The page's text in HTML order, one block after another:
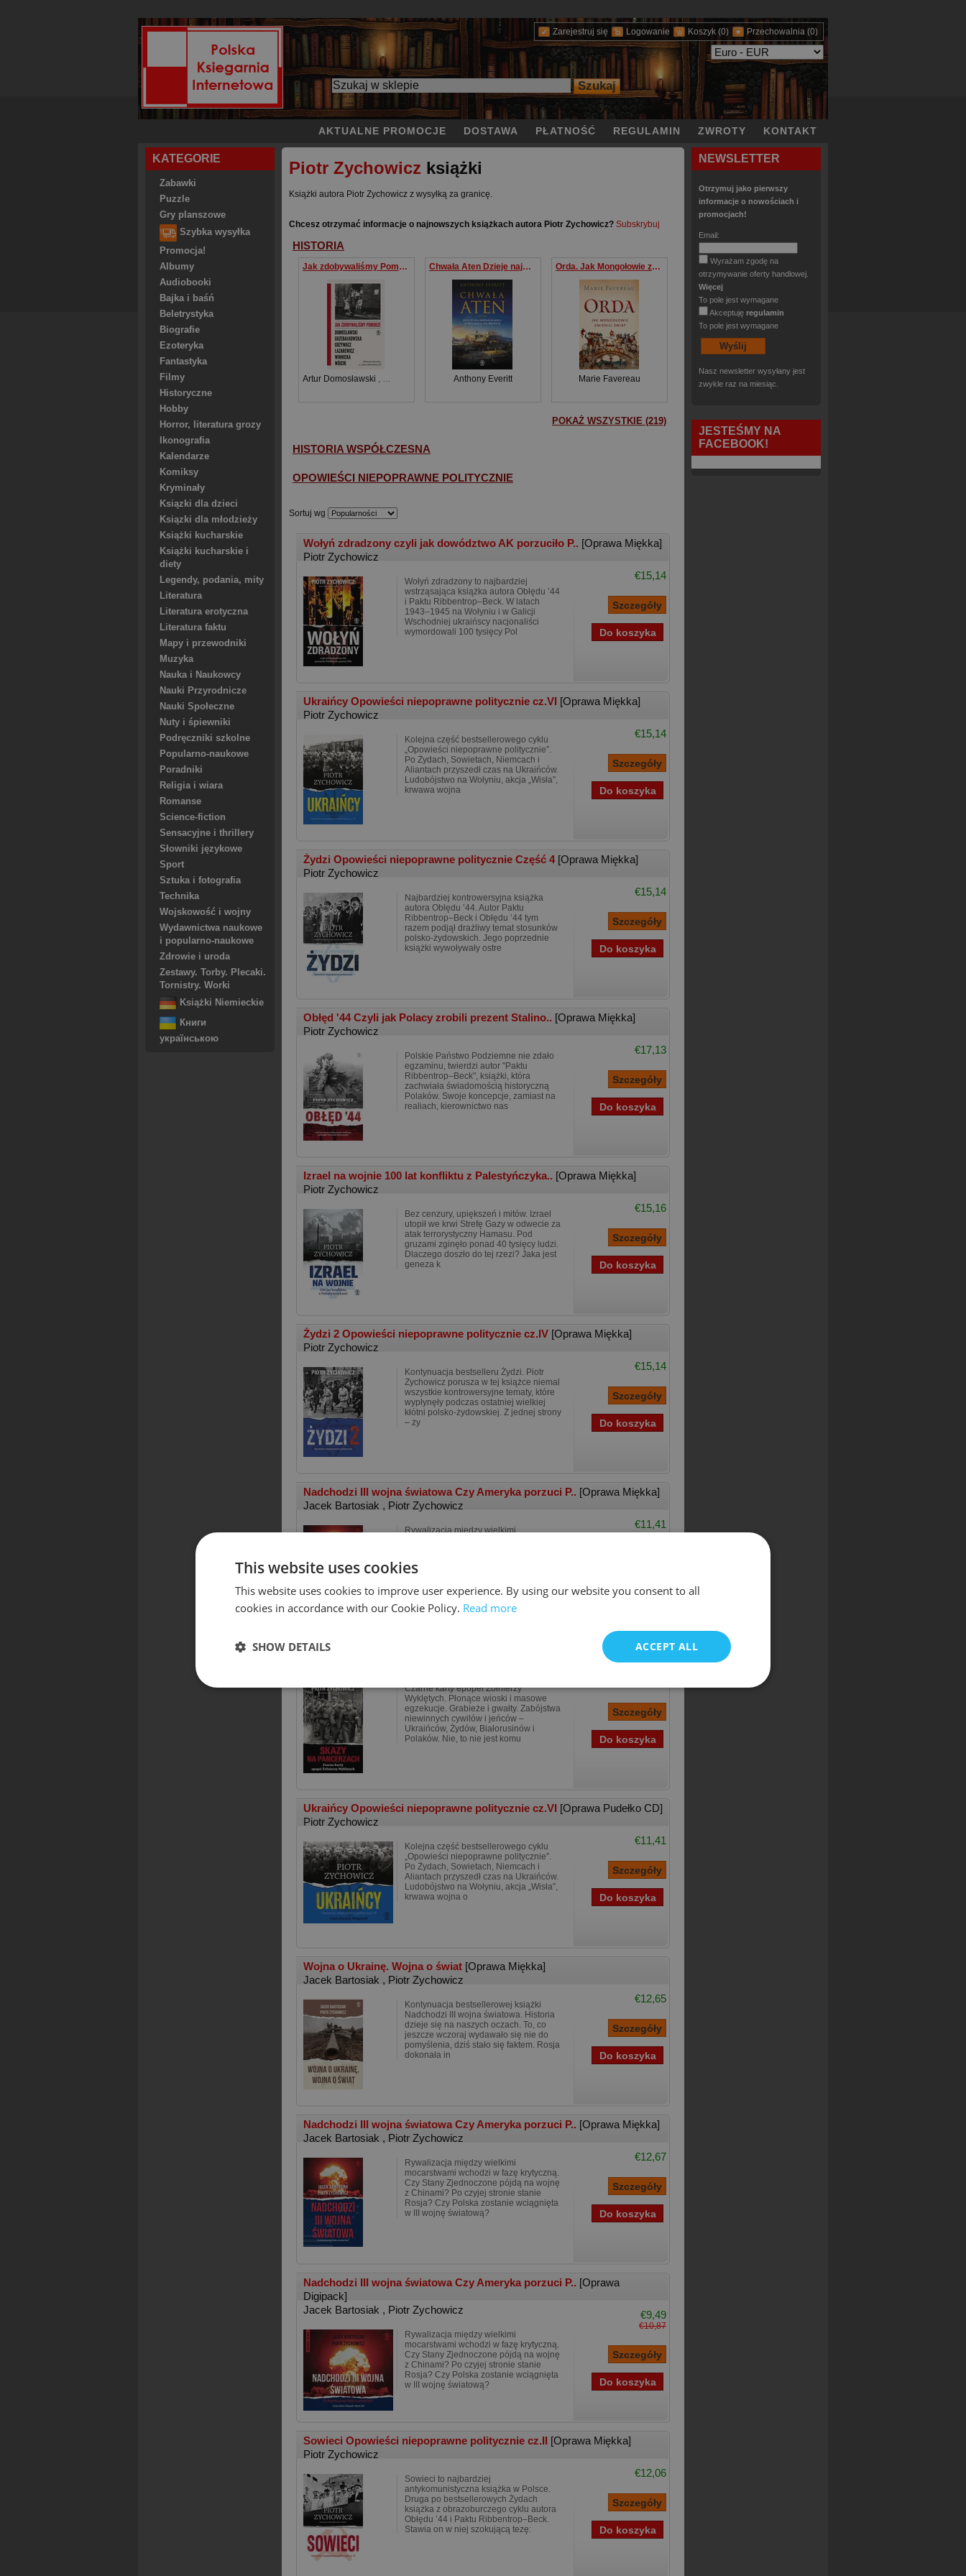
Zarejestruj się Logowanie Koszyk (0) Przechowalnia (0)
AKTUALNE PROMOCJE DOSTAWA PŁATNOŚĆ REGULAMIN ZWROTY KONTAKT
KATEGORIE
Zabawki
Puzzle
Gry planszowe
Szybka wysyłka
Promocja!
Albumy
Audiobooki
Bajka i baśń
Beletrystyka
Biografie
Ezoteryka
Fantastyka
Filmy
Historyczne
Hobby
Horror, literatura grozy
Ikonografia
Kalendarze
Komiksy
Kryminały
Ksiązki dla dzieci
Ksiązki dla młodzieży
Książki kucharskie
Książki kucharskie i
diety
Legendy, podania, mity
Literatura
Literatura erotyczna
Literatura faktu
Mapy i przewodniki
Muzyka
Nauka i Naukowcy
Nauki Przyrodnicze
Nauki Społeczne
Nuty i śpiewniki
Podręczniki szkolne
Popularno-naukowe
Poradniki
Religia i wiara
Romanse
Science-fiction
Sensacyjne i thrillery
Słowniki językowe
Sport
Sztuka i fotografia
Technika
Wojskowość i wojny
Wydawnictwa naukowe
i popularno-naukowe
Zdrowie i uroda
Zestawy. Torby. Plecaki.
Tornistry. Worki
Książki Niemieckie
Книги
українською
Piotr Zychowicz książki
Książki autora Piotr Zychowicz z wysyłką za granicę.
Chcesz otrzymać informacje o najnowszych książkach autora Piotr Zychowicz? Subskrybuj
HISTORIA
Jak zdobywaliśmy Pomorze Mroczne historie z „ziem odzyskanych”
Artur Domosławski , Magdalena Grzebałkowska ,Marta Grzywacz Cezary Łazarewicz Micha W
Chwała Aten Dzieje najwspanialszej cywilizacji na świecie
Anthony Everitt
Orda. Jak Mongołowie zmienili świat
Marie Favereau
POKAŻ WSZYSTKIE (219)
HISTORIA WSPÓŁCZESNA
OPOWIEŚCI NIEPOPRAWNE POLITYCZNIE
Sortuj wg
Wołyń zdradzony czyli jak dowództwo AK porzuciło P.. [Oprawa Miękka]
Piotr Zychowicz
Wołyń zdradzony to najbardziej
wstrząsająca książka autora Obłędu ’44
i Paktu Ribbentrop–Beck. W latach
1943–1945 na Wołyniu i w Galicji
Wschodniej ukraińscy nacjonaliści
wymordowali 100 tysięcy Pol
€15,14
Ukraińcy Opowieści niepoprawne politycznie cz.VI [Oprawa Miękka]
Piotr Zychowicz
Kolejna część bestsellerowego cyklu
„Opowieści niepoprawne politycznie”.
Po Żydach, Sowietach, Niemcach i
Aliantach przyszedł czas na Ukraińców.
Ludobójstwo na Wołyniu, akcja „Wisła”,
krwawa wojna
€15,14
Żydzi Opowieści niepoprawne politycznie Część 4 [Oprawa Miękka]
Piotr Zychowicz
Najbardziej kontrowersyjna książka
autora Obłędu ’44. Autor Paktu
Ribbentrop–Beck i Obłędu ’44 tym
razem podjął drażliwy temat stosunków
polsko-żydowskich. Jego poprzednie
książki wywoływały ostre
€15,14
Obłęd '44 Czyli jak Polacy zrobili prezent Stalino.. [Oprawa Miękka]
Piotr Zychowicz
Polskie Państwo Podziemne nie zdało
egzaminu, twierdzi autor "Paktu
Ribbentrop–Beck", książki, która
zachwiała świadomością historyczną
Polaków. Swoje koncepcje, zamiast na
realiach, kierownictwo nas
€17,13
Izrael na wojnie 100 lat konfliktu z Palestyńczyka.. [Oprawa Miękka]
Piotr Zychowicz
Bez cenzury, upiększeń i mitów. Izrael
utopił we krwi Strefę Gazy w odwecie za
atak terrorystyczny Hamasu. Pod
gruzami zginęło ponad 40 tysięcy ludzi.
Dlaczego doszło do tej rzezi? Jaka jest
geneza k
€15,16
Żydzi 2 Opowieści niepoprawne politycznie cz.IV [Oprawa Miękka]
Piotr Zychowicz
Kontynuacja bestselleru Żydzi. Piotr
Zychowicz porusza w tej książce niemal
wszystkie kontrowersyjne tematy, które
wypłynęły podczas ostatniej wielkiej
kłótni polsko-żydowskiej. Z jednej strony
– ży
€15,14
Nadchodzi III wojna światowa Czy Ameryka porzuci P.. [Oprawa Miękka]
Jacek Bartosiak , Piotr Zychowicz
Rywalizacja między wielkimi
Rosja? Czy Polska zostanie wciągnięta
€11,41
Skazy na pancerzach Czarne karty epopei Żołnierzy ..
[Oprawa Miękka]
Czarne karty epopei Żołnierzy
Wyklętych. Płonące wioski i masowe
egzekucje. Grabieże i gwałty. Zabójstwa
niewinnych cywilów i jeńców –
Ukraińców, Żydów, Białorusinów i
Polaków. Nie, to nie jest komu
Ukraińcy Opowieści niepoprawne politycznie cz.VI [Oprawa Pudełko CD]
Piotr Zychowicz
Kolejna część bestsellerowego cyklu
„Opowieści niepoprawne politycznie”.
Po Żydach, Sowietach, Niemcach i
Aliantach przyszedł czas na Ukraińców.
Ludobójstwo na Wołyniu, akcja „Wisła”,
krwawa wojna o
€11,41
Wojna o Ukrainę. Wojna o świat [Oprawa Miękka]
Jacek Bartosiak , Piotr Zychowicz
Kontynuacja bestsellerowej książki
Nadchodzi III wojna światowa. Historia
dzieje się na naszych oczach. To, co
jeszcze wczoraj wydawało się nie do
pomyślenia, dziś stało się faktem. Rosja
dokonała in
€12,65
Nadchodzi III wojna światowa Czy Ameryka porzuci P.. [Oprawa Miękka]
Jacek Bartosiak , Piotr Zychowicz
Rywalizacja między wielkimi
mocarstwami wchodzi w fazę krytyczną.
Czy Stany Zjednoczone pójdą na wojnę
z Chinami? Po czyjej stronie stanie
Rosja? Czy Polska zostanie wciągnięta
w III wojnę światową?
€12,67
Nadchodzi III wojna światowa Czy Ameryka porzuci P.. [Oprawa
Digipack]
Jacek Bartosiak , Piotr Zychowicz
Rywalizacja między wielkimi
mocarstwami wchodzi w fazę krytyczną.
Czy Stany Zjednoczone pójdą na wojnę
z Chinami? Po czyjej stronie stanie
Rosja? Czy Polska zostanie wciągnięta
w III wojnę światową?
€9,49
€10,87
Sowieci Opowieści niepoprawne politycznie cz.II [Oprawa Miękka]
Piotr Zychowicz
Sowieci to najbardziej
antykomunistyczna książka w Polsce.
Druga po bestsellerowych Żydach
książka z obrazoburczego cyklu autora
Obłędu ’44 i Paktu Ribbentrop–Beck.
Stawia on w niej szokującą tezę:
€12,06
NEWSLETTER
Otrzymuj jako pierwszy
informacje o nowościach i
promocjach!
Email:
Wyrażam zgodę na
otrzymywanie oferty handlowej.
Więcej
To pole jest wymagane
Akceptuję regulamin
To pole jest wymagane
Nasz newsletter wysyłany jest
zwykle raz na miesiąc.
JESTEŚMY NA
FACEBOOK!
This website uses cookies
This website uses cookies to improve user experience. By using our website you consent to all
cookies in accordance with our Cookie Policy. Read more
ACCEPT ALL
SHOW DETAILS